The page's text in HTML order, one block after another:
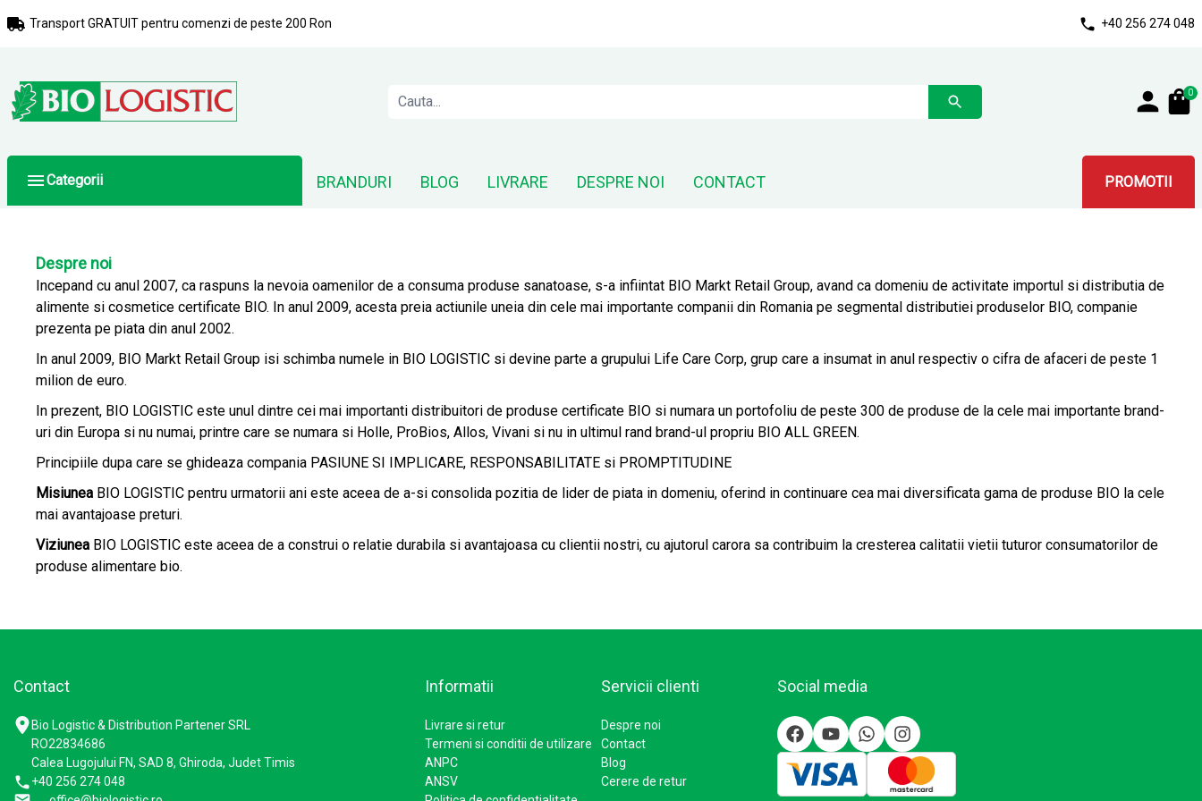
Transport GRATUIT pentru comenzi de peste 200 Ron +40 256 274 048
0
Categorii BRANDURI BLOG LIVRARE DESPRE NOI CONTACT PROMOTII
Despre noi
Incepand cu anul 2007, ca raspuns la nevoia oamenilor de a consuma produse sanatoase, s-a infiintat BIO Markt Retail Group, avand ca domeniu de activitate importul si distributia de
alimente si cosmetice certificate BIO. In anul 2009, acesta preia actiunile uneia din cele mai importante companii din Romania pe segmental distributiei produselor BIO, companie
prezenta pe piata din anul 2002.
In anul 2009, BIO Markt Retail Group isi schimba numele in BIO LOGISTIC si devine parte a grupului Life Care Corp, grup care a insumat in anul respectiv o cifra de afaceri de peste 1
milion de euro.
In prezent, BIO LOGISTIC este unul dintre cei mai importanti distribuitori de produse certificate BIO si numara un portofoliu de peste 300 de produse de la cele mai importante brand-
uri din Europa si nu numai, printre care se numara si Holle, ProBios, Allos, Vivani si nu in ultimul rand brand-ul propriu BIO ALL GREEN.
Principiile dupa care se ghideaza compania PASIUNE SI IMPLICARE, RESPONSABILITATE si PROMPTITUDINE
Misiunea BIO LOGISTIC pentru urmatorii ani este aceea de a-si consolida pozitia de lider de piata in domeniu, oferind in continuare cea mai diversificata gama de produse BIO la cele
mai avantajoase preturi.
Viziunea BIO LOGISTIC este aceea de a construi o relatie durabila si avantajoasa cu clientii nostri, cu ajutorul carora sa contribuim la cresterea calitatii vietii tuturor consumatorilor de
produse alimentare bio.
Contact
Bio Logistic & Distribution Partener SRL
RO22834686
Calea Lugojului FN, SAD 8, Ghiroda, Judet Timis
+40 256 274 048
Informatii
Livrare si retur
Termeni si conditii de utilizare
ANPC
ANSV
Servicii clienti
Despre noi
Contact
Blog
Cerere de retur
Social media